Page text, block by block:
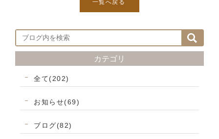
カテゴリ
全て(202)
お知らせ(69)
ブログ(82)
一覧へ戻る